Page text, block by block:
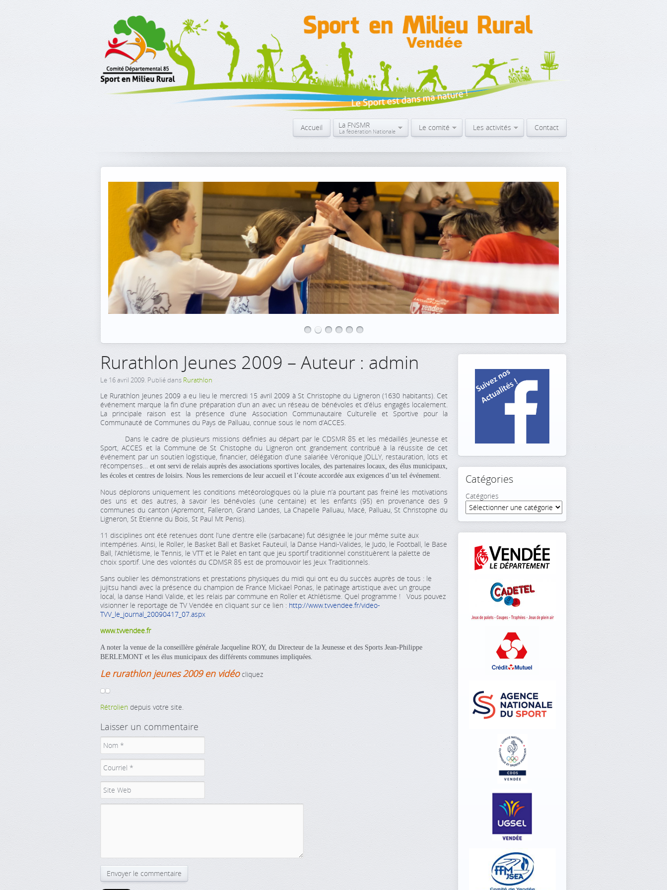
Accueil La FNSMR
La fédération Nationale Le comité Les activités Contact
Rurathlon Jeunes 2009 – Auteur : admin
Le 16 avril 2009. Publié dans Rurathlon
Le Rurathlon Jeunes 2009 a eu lieu le mercredi 15 avril 2009 à St Christophe du Ligneron (1630 habitants). Cet
événement marque la fin d’une préparation d’un an avec un réseau de bénévoles et d’élus engagés localement.
La principale raison est la présence d’une Association Communautaire Culturelle et Sportive pour la
Communauté de Communes du Pays de Palluau, connue sous le nom d’ACCES.
Dans le cadre de plusieurs missions définies au départ par le CDSMR 85 et les médaillés Jeunesse et
Sport, ACCES et la Commune de St Chistophe du Ligneron ont grandement contribué à la réussite de cet
événement par un soutien logistique, financier, délégation d’une salariée Véronique JOLLY, restauration, lots et
récompenses… et ont servi de relais auprès des associations sportives locales, des partenaires locaux, des élus municipaux,
les écoles et centres de loisirs. Nous les remercions de leur accueil et l’écoute accordée aux exigences d’un tel événement.
Nous déplorons uniquement les conditions météorologiques où la pluie n’a pourtant pas freiné les motivations
des uns et des autres, à savoir les bénévoles (une centaine) et les enfants (95) en provenance des 9
communes du canton (Apremont, Falleron, Grand Landes, La Chapelle Palluau, Macé, Palluau, St Christophe du
Ligneron, St Etienne du Bois, St Paul Mt Penis).
11 disciplines ont été retenues dont l’une d’entre elle (sarbacane) fut désignée le jour même suite aux
intempéries. Ainsi, le Roller, le Basket Ball et Basket Fauteuil, la Danse Handi-Valides, le Judo, le Football, le Base
Ball, l’Athlétisme, le Tennis, le VTT et le Palet en tant que jeu sportif traditionnel constituèrent la palette de
choix sportif. Une des volontés du CDMSR 85 est de promouvoir les Jeux Traditionnels.
Sans oublier les démonstrations et prestations physiques du midi qui ont eu du succès auprès de tous : le
jujitsu handi avec la présence du champion de France Mickael Ponas, le patinage artistique avec un groupe
local, la danse Handi Valide, et les relais par commune en Roller et Athlétisme. Quel programme ! Vous pouvez
visionner le reportage de TV Vendée en cliquant sur ce lien :http://www.tvvendee.fr/video-
TVV_le_journal_20090417_07.aspx
www.tvvendee.fr
A noter la venue de la conseillère générale Jacqueline ROY, du Directeur de la Jeunesse et des Sports Jean-Philippe
BERLEMONT et les élus municipaux des différents communes impliquées.
Le rurathlon jeunes 2009 en vidéocliquez
Rétrolien depuis votre site.
Laisser un commentaire
Catégories
Catégories